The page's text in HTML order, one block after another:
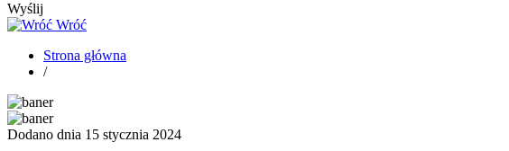
Wyślij
Wróć
Strona główna
/
Dodano dnia 15 stycznia 2024